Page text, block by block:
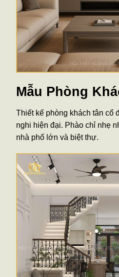
Mẫu Phòng
Thiết kế phòng khách tân cổ
nghi hiện đại. Phào chỉ nhẹ
nhà phố lớn và biệt thự.